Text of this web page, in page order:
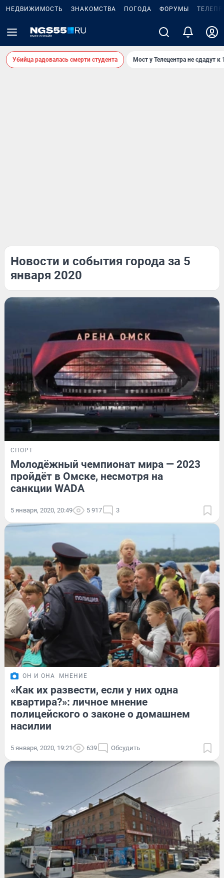
НЕДВИЖИМОСТЬ ЗНАКОМСТВА ПОГОДА ФОРУМЫ
Убийца радовалась смерти студента Мост у Телецентра не сдадут к
Новости и события города за 5
января 2020
СПОРТ
Молодёжный чемпионат мира — 2023
пройдёт в Омске, несмотря на
санкции WADA
5 января, 2020, 20:49 5 917 3
ОН И ОНА МНЕНИЕ
«Как их развести, если у них одна
квартира?»: личное мнение
полицейского о законе о домашнем
насилии
5 января, 2020, 19:21 639 Обсудить